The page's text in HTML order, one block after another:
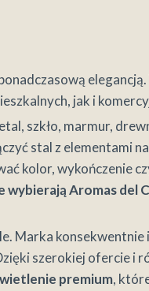
jak i
szkło, marmur,
stal z elementami
kolor, wykończenie
Aromas del
Marka
szerokiej ofercie i
premium,